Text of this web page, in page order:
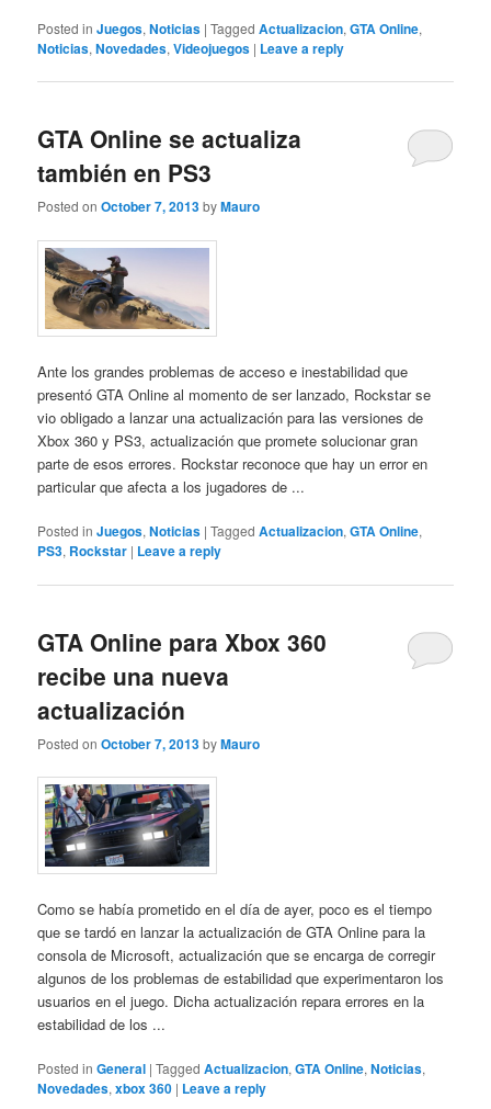
Posted in Juegos,Noticias |Tagged Actualizacion,GTA Online,
Noticias,Novedades,Videojuegos | Leave a reply
GTA Online se actualiza
también en PS3
Posted onOctober 7, 2013byMauro
Ante los grandes problemas de acceso e inestabilidad que
presentó GTA Online al momento de ser lanzado, Rockstar se
vio obligado a lanzar una actualización para las versiones de
Xbox 360 y PS3, actualización que promete solucionar gran
parte de esos errores. Rockstar reconoce que hay un error en
particular que afecta a los jugadores de ...
Posted in Juegos,Noticias |Tagged Actualizacion,GTA Online,
PS3, Rockstar | Leave a reply
GTA Online para Xbox 360
recibe una nueva
actualización
Posted onOctober 7, 2013byMauro
Como se había prometido en el día de ayer, poco es el tiempo
que se tardó en lanzar la actualización de GTA Online para la
consola de Microsoft, actualización que se encarga de corregir
algunos de los problemas de estabilidad que experimentaron los
usuarios en el juego. Dicha actualización repara errores en la
estabilidad de los ...
Posted in General |Tagged Actualizacion,GTA Online,Noticias,
Novedades,xbox 360 | Leave a reply